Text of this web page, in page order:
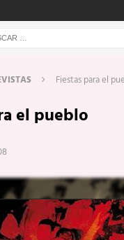
Fiestas para el
el pueblo